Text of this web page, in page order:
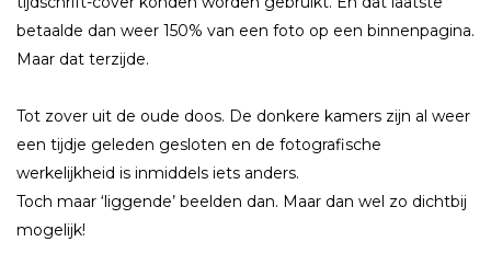
betaalde dan weer 150% van een foto op een binnenpagina.
Maar dat terzijde.
Tot zover uit de oude doos. De donkere kamers zijn al weer
een tijdje geleden gesloten en de fotografische
werkelijkheid is inmiddels iets anders.
Toch maar ‘liggende’ beelden dan. Maar dan wel zo dichtbij
mogelijk!